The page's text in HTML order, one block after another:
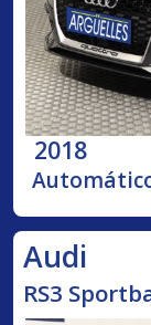
2018
Audi
RS3